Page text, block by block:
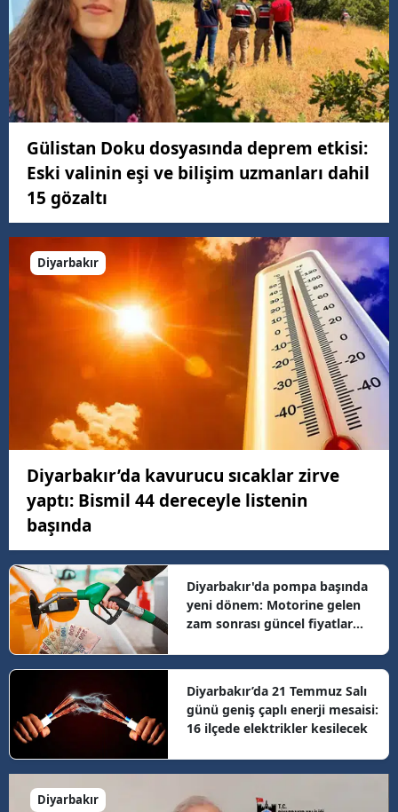
Gülistan Doku dosyasında deprem etkisi:
Eski valinin eşi ve bilişim uzmanları dahil
15 gözaltı
Diyarbakır
Diyarbakır’da kavurucu sıcaklar zirve
yaptı: Bismil 44 dereceyle listenin
başında
Diyarbakır'da pompa başında
yeni dönem: Motorine gelen
zam sonrası güncel fiyatlar
Diyarbakır’da 21 Temmuz Salı
günü geniş çaplı enerji mesaisi:
16 ilçede elektrikler kesilecek
Diyarbakır